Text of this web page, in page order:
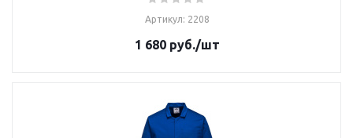
Артикул: 2208
1 680руб./шт